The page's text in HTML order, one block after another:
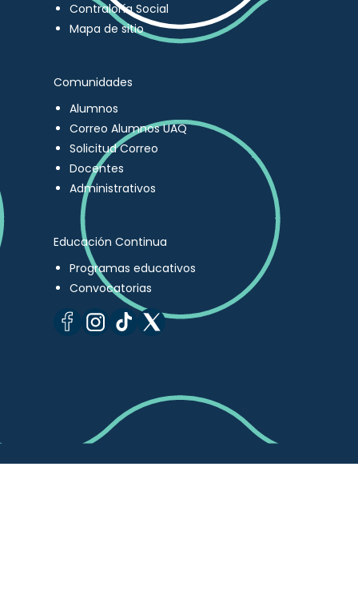
Contraloría Social
Mapa de sitio
Comunidades
Alumnos
Correo Alumnos UAQ
Solicitud Correo
Docentes
Administrativos
Educación Continua
Programas educativos
Convocatorias